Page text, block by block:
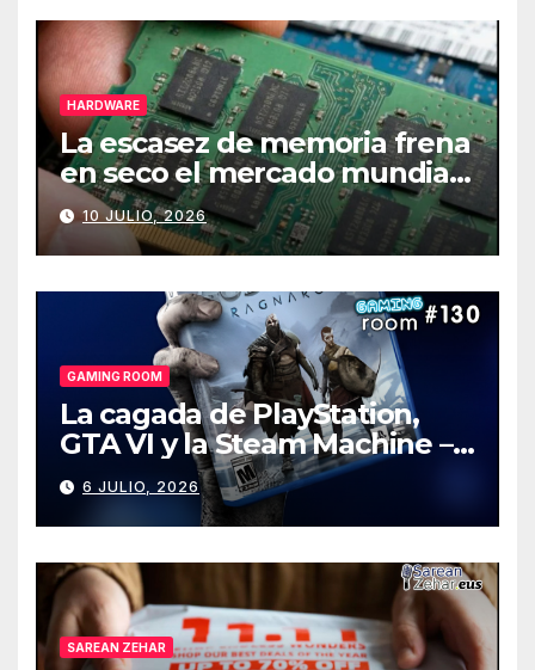
HARDWARE
La escasez de memoria frena
en seco el mercado mundial
de PCs
10 JULIO, 2026
GAMING ROOM
La cagada de PlayStation,
GTA VI y la Steam Machine –
Gaming Room #130
6 JULIO, 2026
SAREAN ZEHAR